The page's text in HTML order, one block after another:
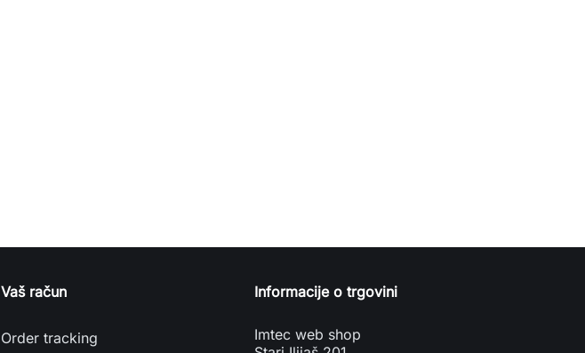
Vaš račun
Order tracking
Informacije o trgovini
Imtec web shop